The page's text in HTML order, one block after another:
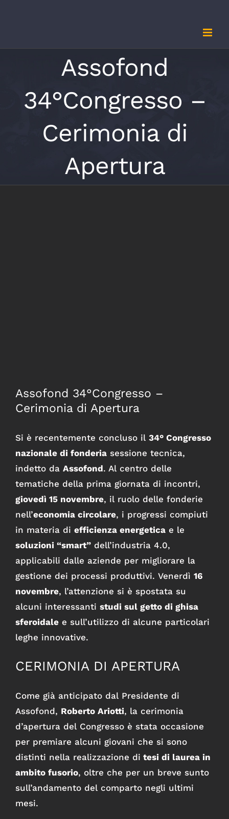
Assofond
34°Congresso –
Cerimonia di
Apertura
Assofond 34°Congresso –
Cerimonia di Apertura
Si è recentemente concluso il 34° Congresso
nazionale di fonderia sessione tecnica,
indetto da Assofond. Al centro delle
tematiche della prima giornata di incontri,
giovedì 15 novembre, il ruolo delle fonderie
nell’economia circolare, i progressi compiuti
in materia di efficienza energetica e le
soluzioni “smart” dell’industria 4.0,
applicabili dalle aziende per migliorare la
gestione dei processi produttivi. Venerdì 16
novembre, l’attenzione si è spostata su
alcuni interessanti studi sul getto di ghisa
sferoidale e sull’utilizzo di alcune particolari
leghe innovative.
CERIMONIA DI APERTURA
Come già anticipato dal Presidente di
Assofond, Roberto Ariotti, la cerimonia
d’apertura del Congresso è stata occasione
per premiare alcuni giovani che si sono
distinti nella realizzazione di tesi di laurea in
ambito fusorio, oltre che per un breve sunto
sull’andamento del comparto negli ultimi
mesi.